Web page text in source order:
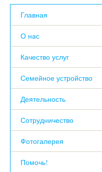
Главная
О нас
Качество услуг
Семейное устройство
Деятельность
Сотрудничество
Фотогалерея
Помочь!